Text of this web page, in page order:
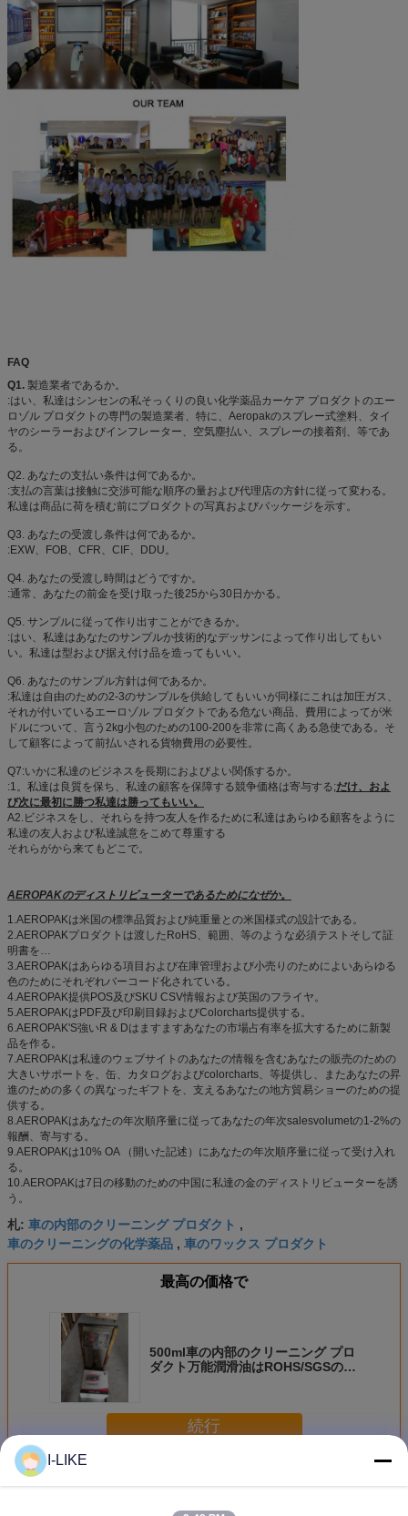
FAQ
Q1. 製造業者であるか。
:はい、私達はシンセンの私そっくりの良い化学薬品カーケア プロダクトのエー
ロゾル プロダクトの専門の製造業者、特に、Aeropakのスプレー式塗料、タイ
ヤのシーラーおよびインフレーター、空気塵払い、スプレーの接着剤、等であ
る。
Q2. あなたの支払い条件は何であるか。
:支払の言葉は接触に交渉可能な順序の量および代理店の方針に従って変わる。
私達は商品に荷を積む前にプロダクトの写真およびパッケージを示す。
Q3. あなたの受渡し条件は何であるか。
:EXW、FOB、CFR、CIF、DDU。
Q4. あなたの受渡し時間はどうですか。
:通常、あなたの前金を受け取った後25から30日かかる。
Q5. サンプルに従って作り出すことができるか。
:はい、私達はあなたのサンプルか技術的なデッサンによって作り出してもい
い。私達は型および据え付け品を造ってもいい。
Q6. あなたのサンプル方針は何であるか。
:私達は自由のための2-3のサンプルを供給してもいいが同様にこれは加圧ガス、
それが付いているエーロゾル プロダクトである危ない商品、費用によってが米
ドルについて、言う2kg小包のための100-200を非常に高くある急使である。そ
して顧客によって前払いされる貨物費用の必要性。
Q7:いかに私達のビジネスを長期におよびよい関係するか。
:1。私達は良質を保ち、私達の顧客を保障する競争価格は寄与する;だけ、およ
び次に最初に勝つ私達は勝ってもいい。
A2.ビジネスをし、それらを持つ友人を作るために私達はあらゆる顧客をように
私達の友人および私達誠意をこめて尊重する
それらがから来てもどこで。
AEROPAKのディストリビューターであるためになぜか。
1.AEROPAKは米国の標準品質および純重量との米国様式の設計である。
2.AEROPAKプロダクトは渡したRoHS、範囲、等のような必須テストそして証
明書を…
3.AEROPAKはあらゆる項目および在庫管理および小売りのためによいあらゆる
色のためにそれぞれバーコード化されている。
4.AEROPAK提供POS及びSKU CSV情報および英国のフライヤ。
5.AEROPAKはPDF及び印刷目録およびColorcharts提供する。
6.AEROPAK'S強いR & Dはますますあなたの市場占有率を拡大するために新製
品を作る。
7.AEROPAKは私達のウェブサイトのあなたの情報を含むあなたの販売のための
大きいサポートを、缶、カタログおよびcolorcharts、等提供し、またあなたの昇
進のための多くの異なったギフトを、支えるあなたの地方貿易ショーのための提
供する。
8.AEROPAKはあなたの年次順序量に従ってあなたの年次salesvolumetの1-2%の
報酬、寄与する。
9.AEROPAKは10% OA （開いた記述）にあなたの年次順序量に従って受け入れ
る。
10.AEROPAKは7日の移動のための中国に私達の金のディストリビューターを誘
う。
札: 車の内部のクリーニング プロダクト ,
車のクリーニングの化学薬品 , 車のワックス プロダクト
最高の価格で
500ml車の内部のクリーニング プロ
ダクト万能潤滑油はROHS/SGSの承
続行
多くカーケア プロダクト
I-LIKE